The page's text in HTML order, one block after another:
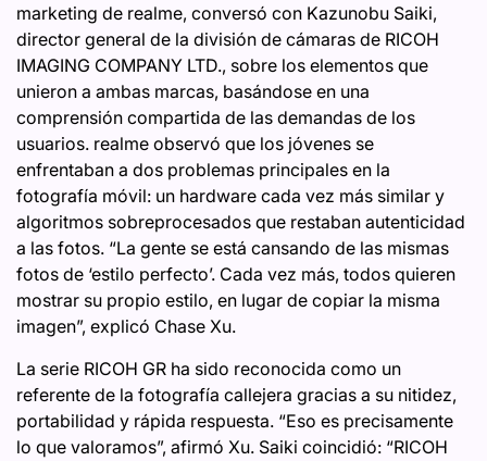
marketing de realme, conversó con Kazunobu Saiki,
director general de la división de cámaras de RICOH
IMAGING COMPANY LTD., sobre los elementos que
unieron a ambas marcas, basándose en una
comprensión compartida de las demandas de los
usuarios. realme observó que los jóvenes se
enfrentaban a dos problemas principales en la
fotografía móvil: un hardware cada vez más similar y
algoritmos sobreprocesados ​​que restaban autenticidad
a las fotos. “La gente se está cansando de las mismas
fotos de ‘estilo perfecto’. Cada vez más, todos quieren
mostrar su propio estilo, en lugar de copiar la misma
imagen”, explicó Chase Xu.
La serie RICOH GR ha sido reconocida como un
referente de la fotografía callejera gracias a su nitidez,
portabilidad y rápida respuesta. “Eso es precisamente
lo que valoramos”, afirmó Xu. Saiki coincidió: “RICOH